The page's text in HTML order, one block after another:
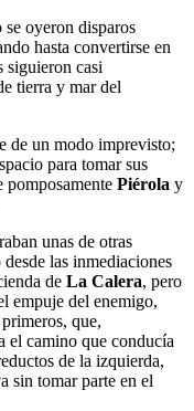
oyeron disparos
hasta convertirse en
siguieron casi
tierra y mar del
de un modo imprevisto;
para tomar sus
pomposamente Piérola y
unas de otras
las inmediaciones
de La Calera, pero
empuje del enemigo,
que,
el camino que conducía
de la izquierda,
sin tomar parte en el